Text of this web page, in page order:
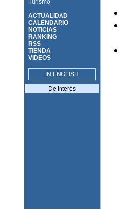
Turismo
ACTUALIDAD
CALENDARIO
NOTICIAS
RANKING
RSS
TIENDA
VIDEOS
IN ENGLISH
De interés